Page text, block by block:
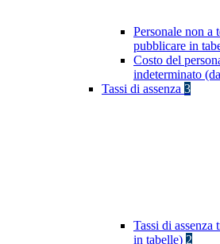
Personale non a
pubblicare in
Costo del
indeterminato
Tassi di assenza 3
Tassi di assenza
in tabelle) 2